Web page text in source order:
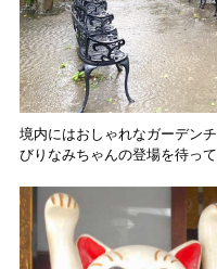
境内にはおしゃれなガーデン
びりなみちゃんの登場を待っ